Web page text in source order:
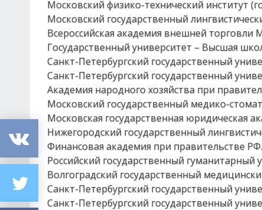
Московский физико-технический институт
Московский государственный
Всероссийская академия внешней торговли
Государственный университет – Высшая
Санкт-Петербургский государственный
Санкт-Петербургский государственный
Академия народного хозяйства при
Московский государственный медико-
Московская государственная юридическая
Нижегородский государственный
Финансовая академия при правительстве РФ.
Российский государственный гуманитарный
Волгоградский государственный
Санкт-Петербургский государственный
Санкт-Петербургский государственный